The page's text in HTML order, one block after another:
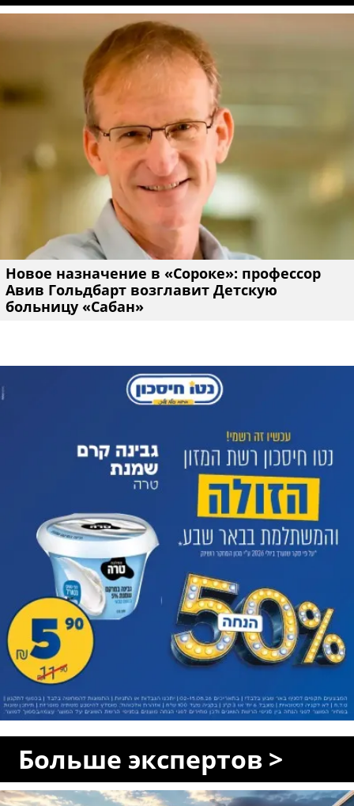
Новое назначение в «Сороке»: профессор
Авив Гольдбарт возглавит Детскую
больницу «Сабан»
Больше экспертов >